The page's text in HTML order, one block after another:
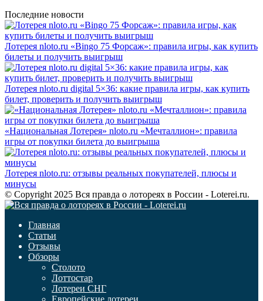
Последние новости
Лотерея nloto.ru «Bingo 75 Форсаж»: правила игры, как купить
билеты и получить выигрыш
Лотерея nloto.ru digital 5×36: какие правила игры, как купить
билет, проверить и получить выигрыш
«Национальная Лотерея» nloto.ru «Мечталлион»: правила
игры от покупки билета до выигрыша
Лотерея nloto.ru: отзывы реальных покупателей, плюсы и
минусы
© Copyright 2025 Вся правда о лотореях в России - Loterei.ru.
Главная
Статьи
Отзывы
Обзоры
Столото
Лоттостар
Лотереи СНГ
Европейские лотереи